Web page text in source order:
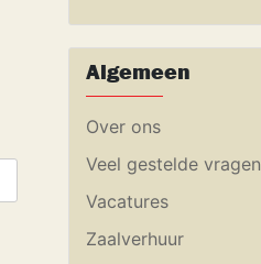
Algemeen
Over ons
Veel gestelde vragen
Vacatures
Zaalverhuur